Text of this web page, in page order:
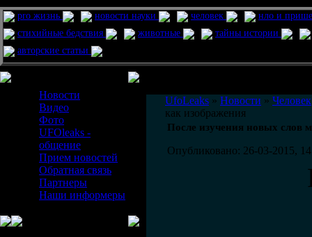
pro жизнь новости науки человек
нло и
стихийные бедствия
животные
тайны истории
авторские статьи
Новости
Видео
Фото
UFOleaks -
общение
Прием новостей
Обратная связь
Партнеры
Наши информеры
UfoLeaks » Новости » Человек
как изображения
После изучения новых слов
Опубликовано: 26-03-2015,